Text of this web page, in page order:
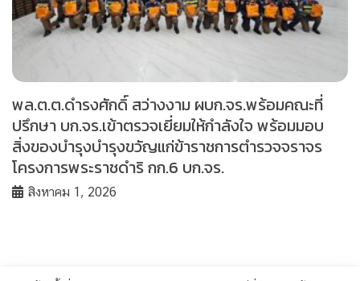
พล.ต.ต.ดำรงศักดิ์ สว่างงาม ผบก.จร.พร้อมคณะที่
ปรึกษา บก.จร.เข้าตรวจเยี่ยมให้กำลังใจ พร้อมมอบ
สิ่งของบำรุงบำรุงขวัญแก่ข้าราชการตำรวจจราจร
โครงการพระราชดำริ กก.6 บก.จร.
สิงหาคม 1, 2026